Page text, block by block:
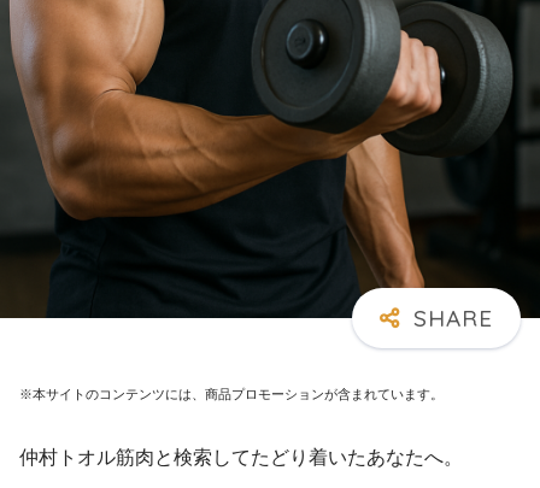
※本サイトのコンテンツには、商品プロモーションが含まれています。
仲村トオル筋肉と検索してたどり着いたあなたへ。